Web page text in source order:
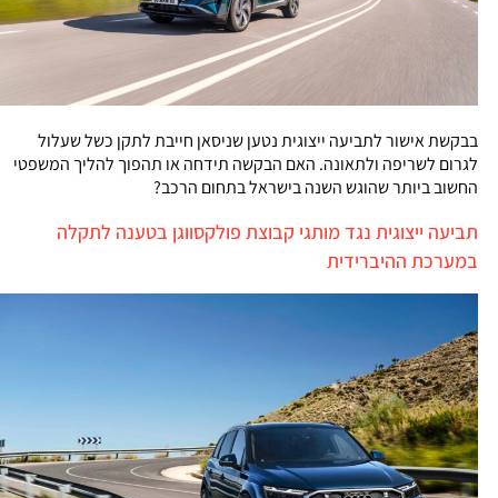
בבקשת אישור לתביעה ייצוגית נטען שניסאן חייבת לתקן כשל שעלול
לגרום לשריפה ולתאונה. האם הבקשה תידחה או תהפוך להליך המשפטי
החשוב ביותר שהוגש השנה בישראל בתחום הרכב?
תביעה ייצוגית נגד מותגי קבוצת פולקסווגן בטענה לתקלה
במערכת ההיברידית